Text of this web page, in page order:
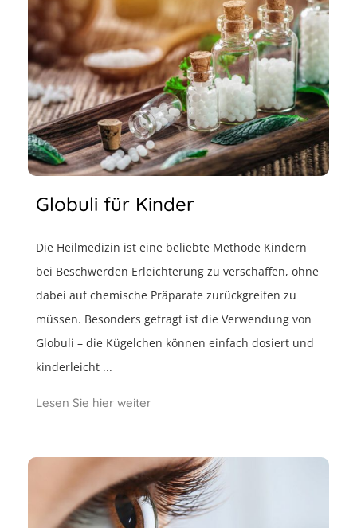
Globuli für Kinder
Die Heilmedizin ist eine beliebte Methode Kindern
bei Beschwerden Erleichterung zu verschaffen, ohne
dabei auf chemische Präparate zurückgreifen zu
müssen. Besonders gefragt ist die Verwendung von
Globuli – die Kügelchen können einfach dosiert und
kinderleicht ...
Lesen Sie hier weiter